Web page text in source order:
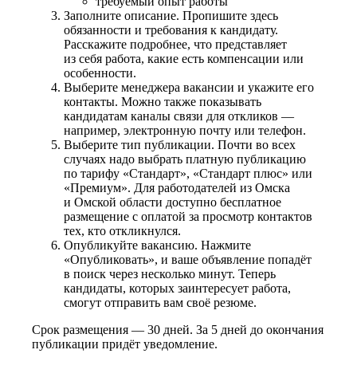
Заполните описание. Пропишите здесь
обязанности и требования к кандидату.
Расскажите подробнее, что представляет
из себя работа, какие есть компенсации или
особенности.
Выберите менеджера вакансии и укажите его
контакты. Можно также показывать
кандидатам каналы связи для откликов —
например, электронную почту или телефон.
Выберите тип публикации. Почти во всех
случаях надо выбрать платную публикацию
по тарифу «Стандарт», «Стандарт плюс» или
«Премиум». Для работодателей из Омска
и Омской области доступно бесплатное
размещение с оплатой за просмотр контактов
тех, кто откликнулся.
Опубликуйте вакансию. Нажмите
«Опубликовать», и ваше объявление попадёт
в поиск через несколько минут. Теперь
кандидаты, которых заинтересует работа,
смогут отправить вам своё резюме.
Срок размещения — 30 дней. За 5 дней до окончания
публикации придёт уведомление.